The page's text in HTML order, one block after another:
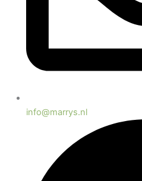
info@marrys.nl